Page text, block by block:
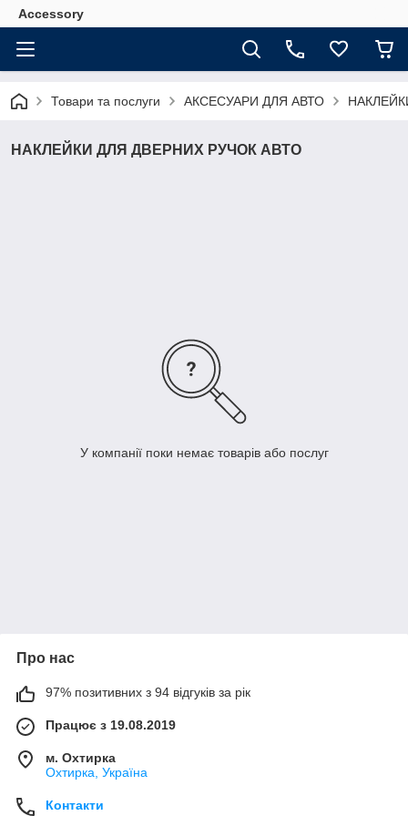
Accessory
Товари та послуги АКСЕСУАРИ ДЛЯ АВТО
НАКЛЕЙКИ ДЛЯ ДВЕРНИХ РУЧОК АВТО
У компанії поки немає товарів або послуг
Про нас
97% позитивних з 94 відгуків за рік
Працює з 19.08.2019
м. Охтирка
Охтирка, Україна
Контакти